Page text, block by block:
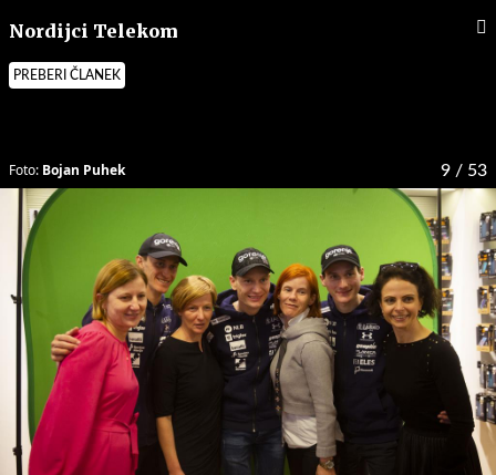
Nordijci Telekom
PREBERI ČLANEK
9 / 53
Foto: Bojan Puhek